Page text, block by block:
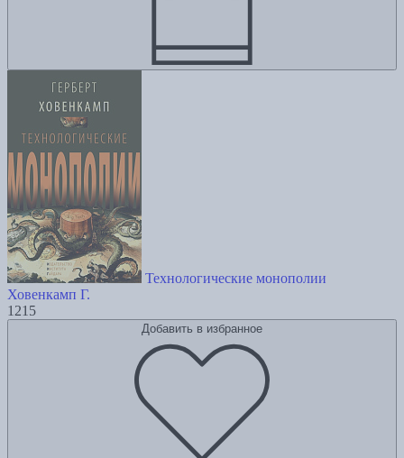
Технологические монополии
Ховенкамп Г.
1215
Добавить в избранное